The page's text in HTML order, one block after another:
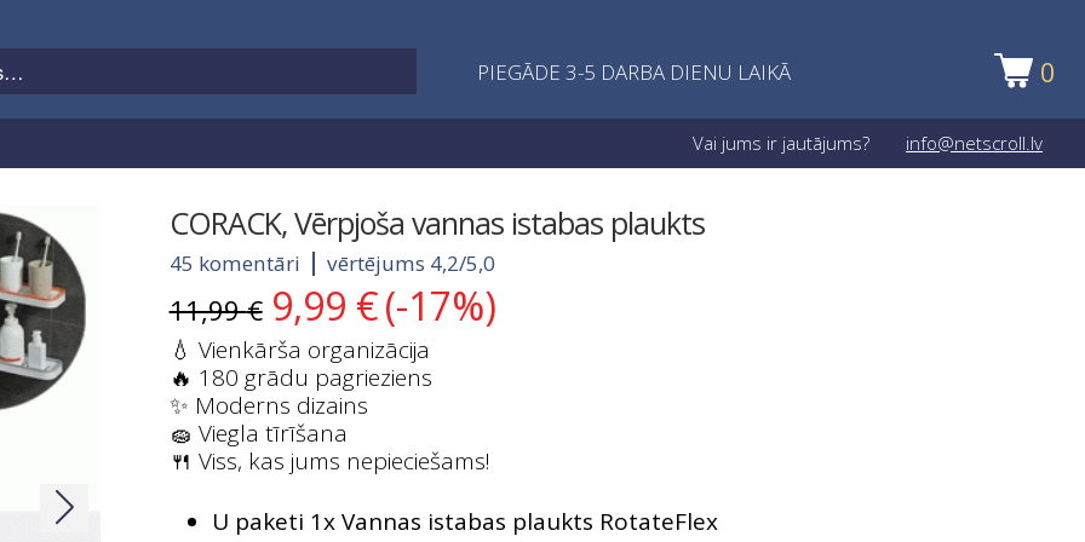
PIEGĀDE 3-5 DARBA DIENU LAIKĀ 0
Vai jums ir jautājums? info@netscroll.lv
CORACK, Vērpjoša vannas istabas plaukts
45 komentāri vērtējums 4,2/5,0
11,99€ Original
price
was:
11,99 €.
9,99 €Current
price
is:
9,99 €.
(-17%)
💧 Vienkārša organizācija
🔥 180 grādu pagrieziens
✨ Moderns dizains
🧽 Viegla tīrīšana
🍴 Viss, kas jums nepieciešams!
U paketi 1x Vannas istabas plaukts RotateFlex